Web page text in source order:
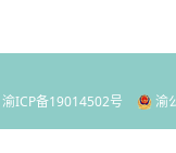
渝ICP备19014502号 渝